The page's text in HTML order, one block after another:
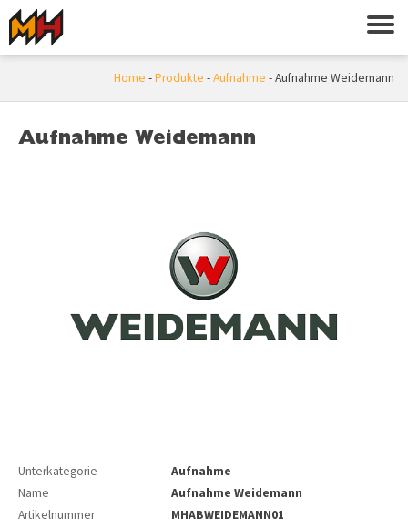
Home -Produkte -Aufnahme -Aufnahme Weidemann
Aufnahme Weidemann
Unterkategorie
Aufnahme
Name
Aufnahme Weidemann
Artikelnummer
MHABWEIDEMANN01